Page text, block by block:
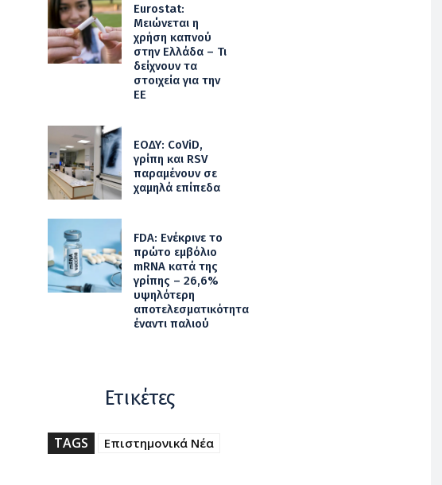
Eurostat:
Μειώνεται η
χρήση καπνού
στην Ελλάδα – Τι
δείχνουν τα
στοιχεία για την
ΕΕ
ΕΟΔΥ: CoViD,
γρίπη και RSV
παραμένουν σε
χαμηλά επίπεδα
FDA: Ενέκρινε το
πρώτο εμβόλιο
mRNA κατά της
γρίπης – 26,6%
υψηλότερη
αποτελεσματικότητα
έναντι παλιού
Ετικέτες
TAGS Επιστημονικά Νέα